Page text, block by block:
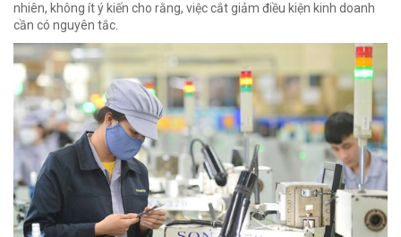
nhiên, không ít ý kiến cho rằng, việc cắt giảm điều kiện kinh doanh
cần có nguyên tắc.